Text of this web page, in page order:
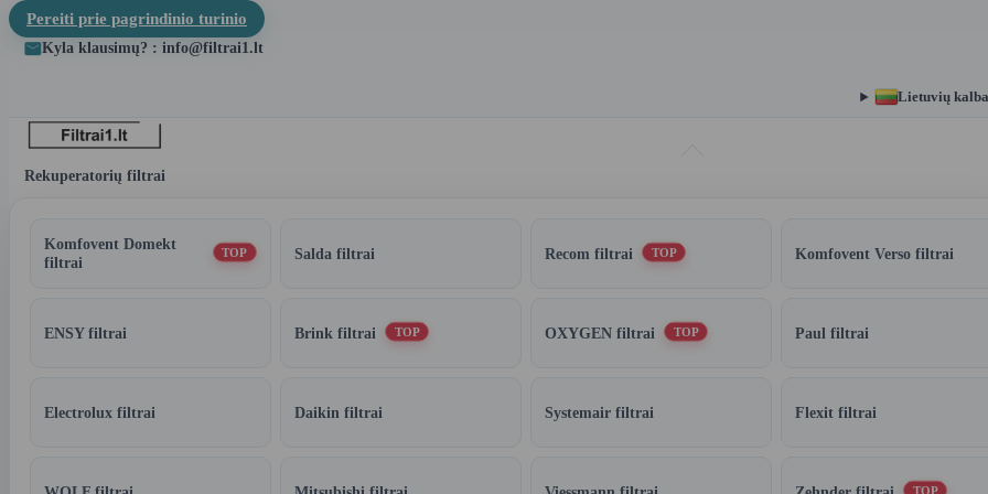
Pereiti prie pagrindinio turinio
Kyla klausimų? : info@filtrai1.lt
Lietuvių kalba
Rekuperatorių filtrai
Komfovent Domekt
filtrai
TOP Salda filtrai Recom filtrai TOP Komfovent Verso filtrai
ENSY filtrai Brink filtrai TOP OXYGEN filtrai TOP Paul filtrai
Electrolux filtrai Daikin filtrai Systemair filtrai Flexit filtrai
TOP